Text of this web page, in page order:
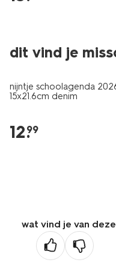
dit vind je
nijntje schoolagenda
15x21.6cm denim
12.
99
wat vind je van